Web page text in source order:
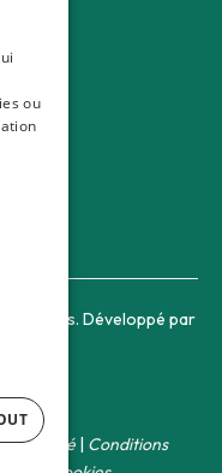
réservés. Développé par
Conditions
ou